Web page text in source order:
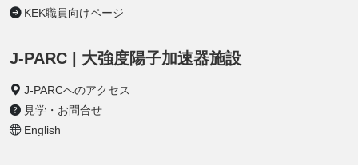
KEK職員向けページ
J-PARC | 大強度陽子加速器施設
J-PARCへのアクセス
見学・お問合せ
English